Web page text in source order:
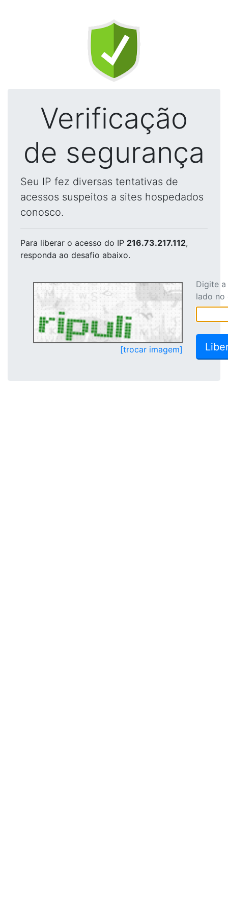
Verificação
de segurança
Seu IP fez diversas tentativas de
acessos suspeitos a sites hospedados
conosco.
Para liberar o acesso do IP 216.73.217.112,
responda ao desafio abaixo.
[trocar imagem]
Digite
lado no